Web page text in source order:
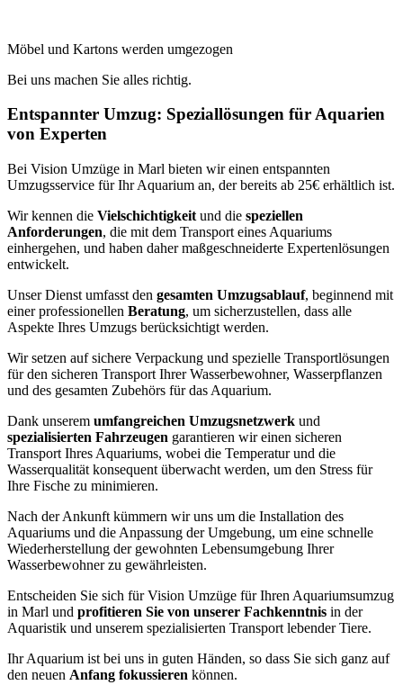
Möbel und Kartons werden umgezogen
Bei uns machen Sie alles richtig.
Entspannter Umzug: Speziallösungen für Aquarien
von Experten
Bei Vision Umzüge in Marl bieten wir einen entspannten
Umzugsservice für Ihr Aquarium an, der bereits ab 25€ erhältlich ist.
Wir kennen die Vielschichtigkeit und die speziellen
Anforderungen, die mit dem Transport eines Aquariums
einhergehen, und haben daher maßgeschneiderte Expertenlösungen
entwickelt.
Unser Dienst umfasst den gesamten Umzugsablauf, beginnend mit
einer professionellen Beratung, um sicherzustellen, dass alle
Aspekte Ihres Umzugs berücksichtigt werden.
Wir setzen auf sichere Verpackung und spezielle Transportlösungen
für den sicheren Transport Ihrer Wasserbewohner, Wasserpflanzen
und des gesamten Zubehörs für das Aquarium.
Dank unserem umfangreichen Umzugsnetzwerk und
spezialisierten Fahrzeugen garantieren wir einen sicheren
Transport Ihres Aquariums, wobei die Temperatur und die
Wasserqualität konsequent überwacht werden, um den Stress für
Ihre Fische zu minimieren.
Nach der Ankunft kümmern wir uns um die Installation des
Aquariums und die Anpassung der Umgebung, um eine schnelle
Wiederherstellung der gewohnten Lebensumgebung Ihrer
Wasserbewohner zu gewährleisten.
Entscheiden Sie sich für Vision Umzüge für Ihren Aquariumsumzug
in Marl und profitieren Sie von unserer Fachkenntnis in der
Aquaristik und unserem spezialisierten Transport lebender Tiere.
Ihr Aquarium ist bei uns in guten Händen, so dass Sie sich ganz auf
den neuen Anfang fokussieren können.